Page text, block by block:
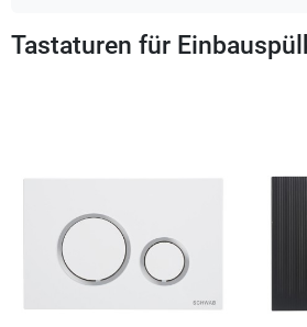
Tastaturen für